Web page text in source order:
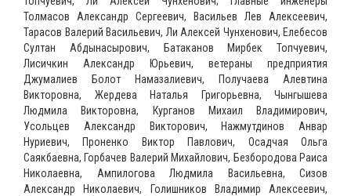
Толмасов Александр Сергеевич, Васильев Лев Алексеевич,
Тарасов Валерий Васильевич, Ли Алексей Чунхенович, Елебесов
Султан Абдынасырович, Батаканов Мирбек Топчуевич,
Лисичкин Александр Юрьевич, ветераны предприятия
Джумалиев Болот Намазалиевич, Получаева Алевтина
Викторовна, Жердева Наталья Григорьевна, Чынгышева
Людмила Викторовна, Курганов Михаил Владимирович,
Усольцев Александр Викторович, Нажмутдинов Анвар
Нуриевич, Проненко Виктор Павлович, Осадчая Ольга
Саякбаевна, Горбачев Валерий Михайлович, Безбородова Раиса
Николаевна, Ампилогова Людмила Васильевна, Сизов
Александр Николаевич, Голишников Владимир Алексеевич,